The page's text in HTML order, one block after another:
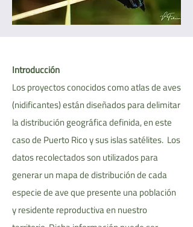
Introducción
Los proyectos conocidos como atlas de aves
(nidificantes) están diseñados para delimitar
la distribución geográfica definida, en este
caso de Puerto Rico y sus islas satélites. Los
datos recolectados son utilizados para
generar un mapa de distribución de cada
especie de ave que presente una población
y residente reproductiva en nuestro